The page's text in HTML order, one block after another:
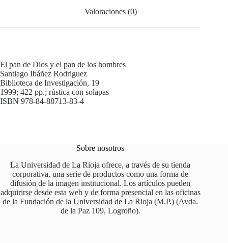
Valoraciones (0)
El pan de Dios y el pan de los hombres
Santiago Ibáñez Rodriguez
Biblioteca de Investigación, 19
1999; 422 pp.; rústica con solapas
ISBN 978-84-88713-83-4
Sobre nosotros
La Universidad de La Rioja ofrece, a través de su tienda
corporativa, una serie de productos como una forma de
difusión de la imagen institucional. Los artículos pueden
adquirirse desde esta web y de forma presencial en las oficinas
de la Fundación de la Universidad de La Rioja (M.P.) (Avda.
de la Paz 109, Logroño).